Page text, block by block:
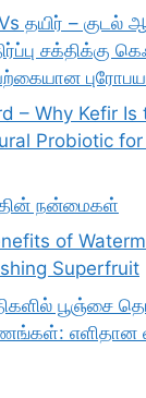
தயிர் – குடல்
சக்திக்கு
– Why Kefir Is
Probiotic
நன்மைகள்
of
Superfruit
பூஞ்சை
எளிதான